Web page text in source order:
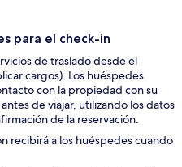
para el check-in
de traslado desde el
cargos). Los huéspedes
con la propiedad con su
de viajar, utilizando los datos
de la reservación.
recibirá a los huéspedes cuando